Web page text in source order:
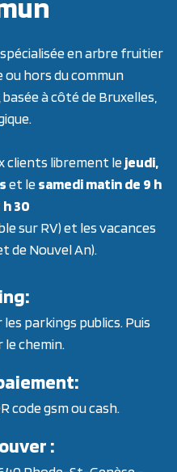
en arbre fruitier
hors du commun
à côté de Bruxelles,
clients librement lejeudi,
et lesamedi matin de 9 h
h 30
sur RV) et les vacances
de Nouvel An).
parkings publics. Puis
le chemin.
code gsm ou cash.
: